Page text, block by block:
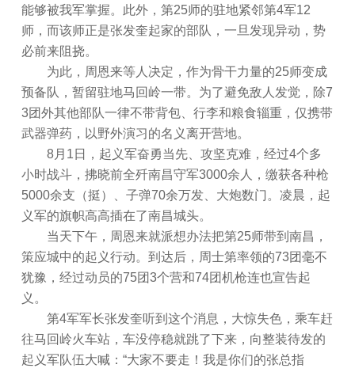
能够被我军掌握。此外，第25师的驻地紧邻第4军12
师，而该师正是张发奎起家的部队，一旦发现异动，势
必前来阻挠。
为此，周恩来等人决定，作为骨干力量的25师变成
预备队，暂留驻地马回岭一带。为了避免敌人发觉，除7
3团外其他部队一律不带背包、行李和粮食辎重，仅携带
武器弹药，以野外演习的名义离开营地。
8月1日，起义军奋勇当先、攻坚克难，经过4个多
小时战斗，拂晓前全歼南昌守军3000余人，缴获各种枪
5000余支（挺）、子弹70余万发、大炮数门。凌晨，起
义军的旗帜高高插在了南昌城头。
当天下午，周恩来就派想办法把第25师带到南昌，
策应城中的起义行动。到达后，周士第率领的73团毫不
犹豫，经过动员的75团3个营和74团机枪连也宣告起
义。
第4军军长张发奎听到这个消息，大惊失色，乘车赶
往马回岭火车站，车没停稳就跳了下来，向整装待发的
起义军队伍大喊：“大家不要走！我是你们的张总指